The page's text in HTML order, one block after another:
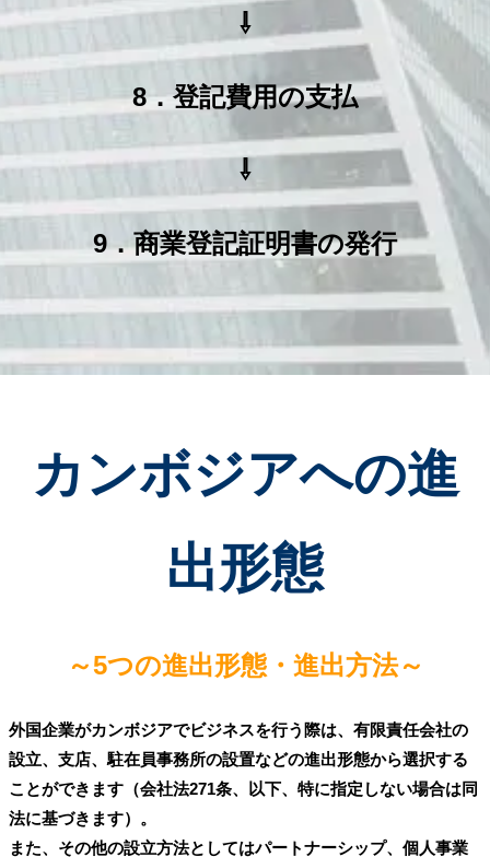
⇩
8．登記費用の支払
⇩
9．商業登記証明書の発行
カンボジアへの進
出形態
～5つの進出形態・進出方法～
外国企業がカンボジアでビジネスを行う際は、有限責任会社の
設立、支店、駐在員事務所の設置などの進出形態から選択する
ことができます（会社法271条、以下、特に指定しない場合は同
法に基づきます）。
また、その他の設立方法としてはパートナーシップ、個人事業